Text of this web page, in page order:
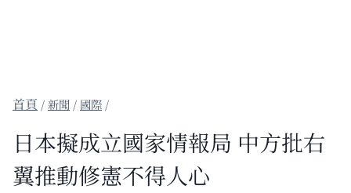
/新聞 / 國際 /
日本擬成立國家情報局 中方批右
翼推動修憲不得人心